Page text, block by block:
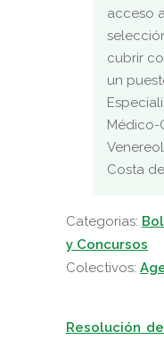
acceso
cubrir
un
Médico-
Costa
Categorias:
y Concursos
Colectivos:
Resolución